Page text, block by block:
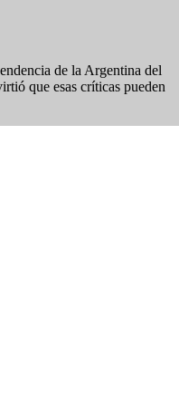
de la Argentina del
que esas críticas pueden